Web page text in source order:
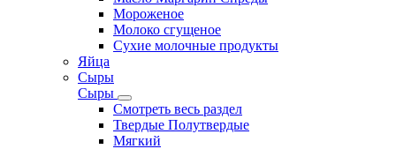
Мороженое
Молоко сгущеное
Сухие молочные продукты
Яйца
Сыры
Сыры
Смотреть весь раздел
Твердые Полутвердые
Мягкий